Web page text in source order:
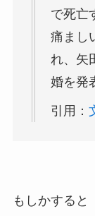
で死亡
痛まし
れ、矢
婚を発
引用：
もしかすると